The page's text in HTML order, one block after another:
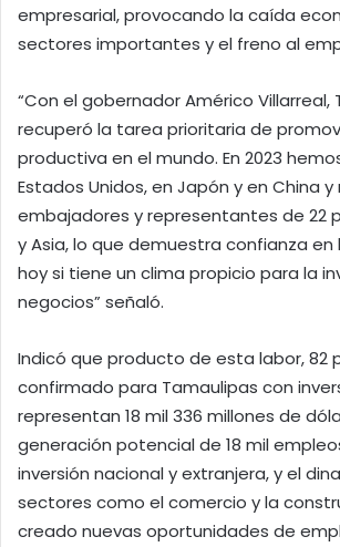
empresarial, provocando la caída
sectores importantes y el freno al
“Con el gobernador Américo Villarreal,
recuperó la tarea prioritaria de
productiva en el mundo. En 2023
Estados Unidos, en Japón y en China
embajadores y representantes de 22
y Asia, lo que demuestra confianza
hoy si tiene un clima propicio para la
negocios” señaló.
Indicó que producto de esta labor, 82
confirmado para Tamaulipas con
representan 18 mil 336 millones de
generación potencial de 18 mil
inversión nacional y extranjera, y el
sectores como el comercio y la
creado nuevas oportunidades de